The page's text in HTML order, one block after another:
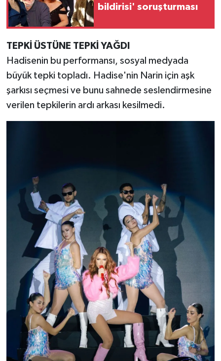
bildirisi' soruşturması
TEPKİ ÜSTÜNE TEPKİ YAĞDI
Hadisenin bu performansı, sosyal medyada
büyük tepki topladı. Hadise'nin Narin için aşk
şarkısı seçmesi ve bunu sahnede seslendirmesine
verilen tepkilerin ardı arkası kesilmedi.